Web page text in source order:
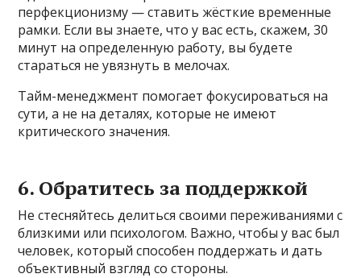
перфекционизму — ставить жёсткие временные
рамки. Если вы знаете, что у вас есть, скажем, 30
минут на определенную работу, вы будете
стараться не увязнуть в мелочах.
Тайм-менеджмент помогает фокусироваться на
сути, а не на деталях, которые не имеют
критического значения.
6. Обратитесь за поддержкой
Не стесняйтесь делиться своими переживаниями с
близкими или психологом. Важно, чтобы у вас был
человек, который способен поддержать и дать
объективный взгляд со стороны.